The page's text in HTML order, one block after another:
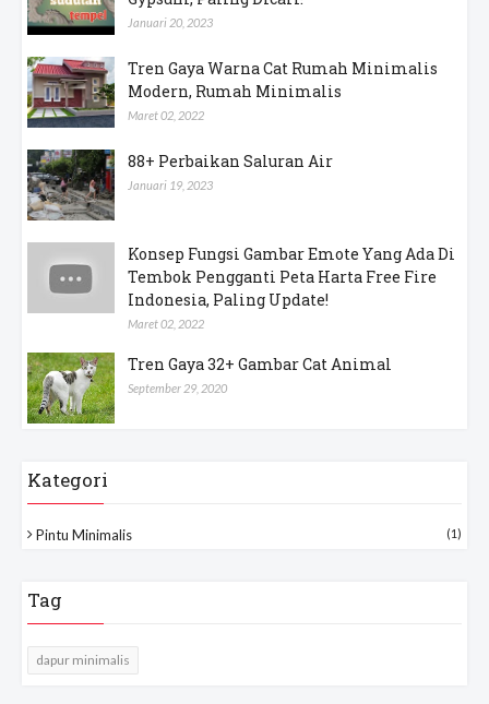
Januari 20, 2023
Tren Gaya Warna Cat Rumah Minimalis
Modern, Rumah Minimalis
Maret 02, 2022
88+ Perbaikan Saluran Air
Januari 19, 2023
Konsep Fungsi Gambar Emote Yang Ada Di
Tembok Pengganti Peta Harta Free Fire
Indonesia, Paling Update!
Maret 02, 2022
Tren Gaya 32+ Gambar Cat Animal
September 29, 2020
Kategori
Pintu Minimalis (1)
Tag
dapur minimalis